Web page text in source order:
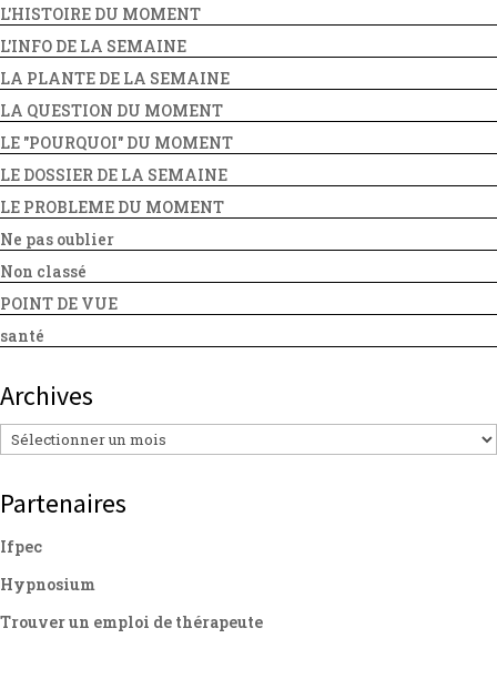
L'HISTOIRE DU MOMENT
L'INFO DE LA SEMAINE
LA PLANTE DE LA SEMAINE
LA QUESTION DU MOMENT
LE "POURQUOI" DU MOMENT
LE DOSSIER DE LA SEMAINE
LE PROBLEME DU MOMENT
Ne pas oublier
Non classé
POINT DE VUE
santé
Archives
Archives
Partenaires
Ifpec
Hypnosium
Trouver un emploi de thérapeute